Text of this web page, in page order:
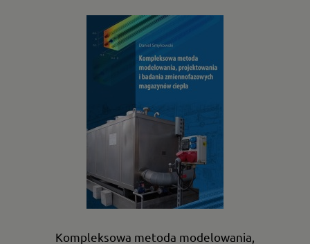
Kompleksowa metoda modelowania,